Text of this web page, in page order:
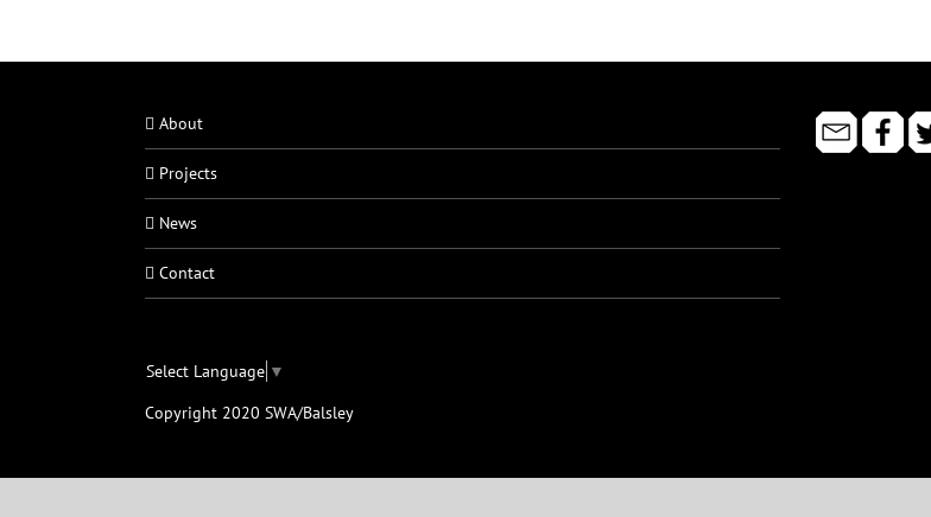
About
Projects
News
Contact
Select Language ▼
Copyright 2020 SWA/Balsley